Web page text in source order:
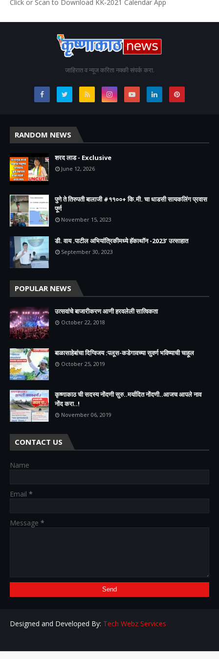
Click or Scan to Download KK-2021 Calendar App
जाहिरात व न्यूज करिता नक्की संपर्क करा.
RANDOM NEWS
शरद लाड - Exclusive
June 12, 2026
पुणे ते तिरुपती बालाजी #११००+ कि.मी. चा धाडसी सायकलिंग प्रवास
पूर्ण
November 15, 2023
डी. वाय .पाटील अभियांत्रिकीमध्ये हॅकाथॉन -2023’ उत्साहात
September 30, 2023
POPULAR NEWS
उत्सवांचे बाजारीकरण आणी हरवलेली सात्विकता
October 22, 2018
बाळासाहेबांचा दिग्विजय :पलूस-कडेगावच्या सुवर्ण भविष्याची चाहूल
October 25, 2019
कृष्णाकाठ ची सदस्य नोंदणी सुरु..मर्यादित नोंदणी..आजच आपले नाव
नोंद करा..!
November 06, 2019
CONTACT US
Name
Email *
Message *
Designed and Developed By: Tech Webz Services